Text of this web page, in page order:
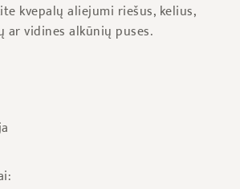
kvepalų aliejumi riešus, kelius,
ar vidines alkūnių puses.